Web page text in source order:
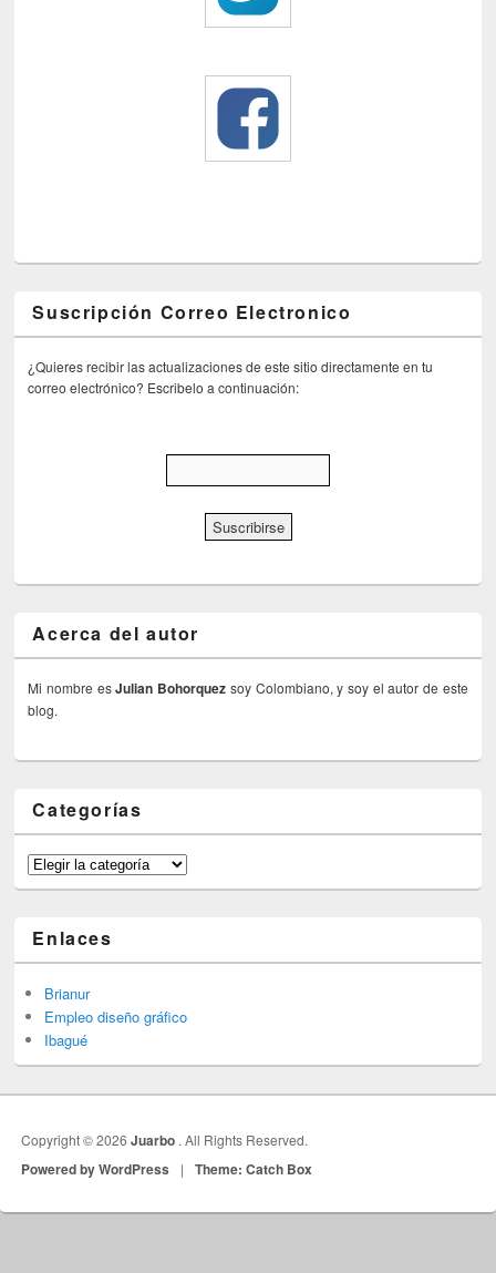
Suscripción Correo Electronico
¿Quieres recibir las actualizaciones de este sitio directamente en tu
correo electrónico? Escribelo a continuación:
Acerca del autor
Mi nombre esJulian Bohorquez soy Colombiano, y soy el autor de este
blog.
Categorías
Categorías
Enlaces
Brianur
Empleo diseño gráfico
Ibagué
Copyright © 2026Juarbo . All Rights Reserved.
Powered by WordPress | Theme: Catch Box